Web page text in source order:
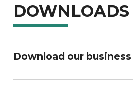
DOWNLOADS
Download our